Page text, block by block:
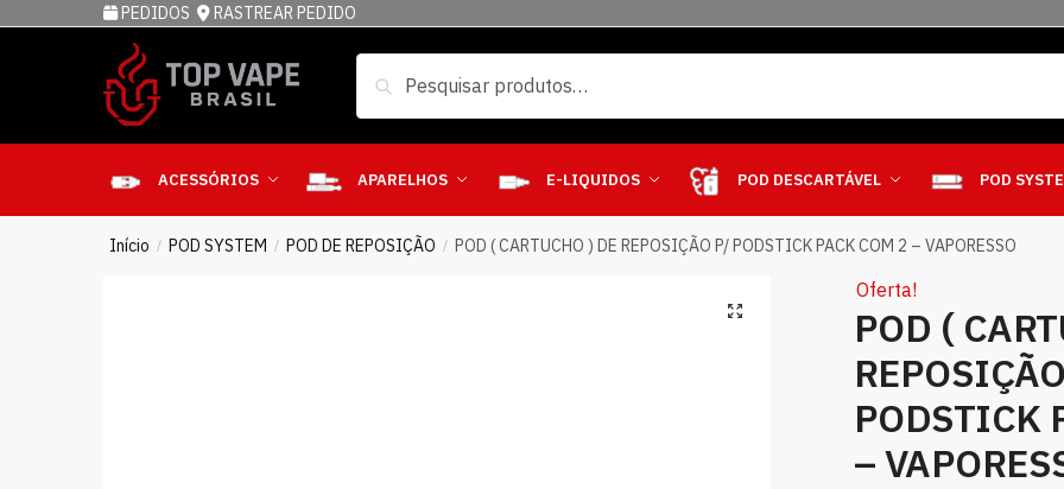
PEDIDOS RASTREAR PEDIDO
ACESSÓRIOS APARELHOS E-LIQUIDOS POD DESCARTÁVEL POD
Início / POD SYSTEM / POD DE REPOSIÇÃO / POD ( CARTUCHO ) DE REPOSIÇÃO P/ PODSTICK PACK COM 2 – VAPORESSO
Oferta!
POD (
PODSTICK
–